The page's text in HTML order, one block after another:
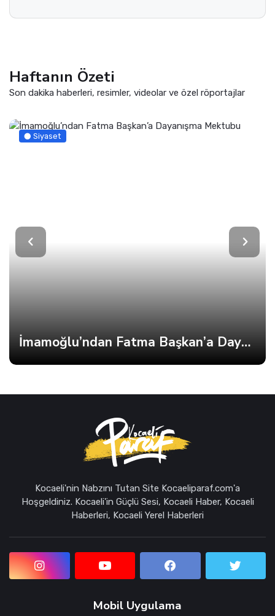
Haftanın Özeti
Son dakika haberleri, resimler, videolar ve özel röportajlar
Siyaset
İmamoğlu’ndan Fatma Başkan’a Dayanışma Mektubu
Kocaeli'nin Nabzını Tutan Site Kocaeliparaf.com'a
Hoşgeldiniz. Kocaeli'in Güçlü Sesi, Kocaeli Haber, Kocaeli
Haberleri, Kocaeli Yerel Haberleri
Mobil Uygulama